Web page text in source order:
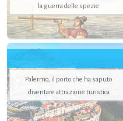
la guerra delle spezie
Palermo, il porto che ha saputo
diventare attrazione turistica